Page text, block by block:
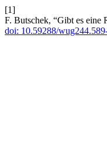
[1]
F. Butschek, “Gibt es eine
doi: 10.59288/